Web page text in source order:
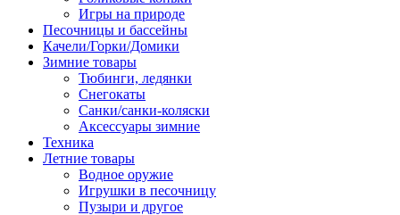
Игры на природе
Песочницы и бассейны
Качели/Горки/Домики
Зимние товары
Тюбинги, ледянки
Снегокаты
Санки/санки-коляски
Аксессуары зимние
Техника
Летние товары
Водное оружие
Игрушки в песочницу
Пузыри и другое